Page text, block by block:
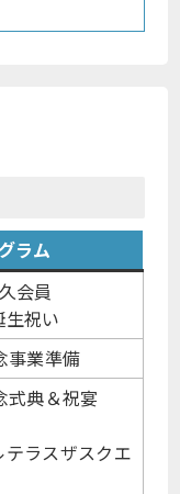
ラム
会員
祝い
事業準備
式典＆祝宴
ラスザスクエ